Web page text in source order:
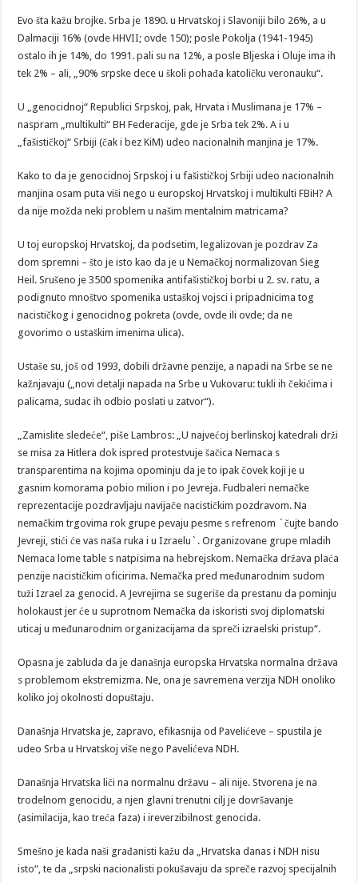
Evo šta kažu brojke. Srba je 1890. u Hrvatskoj i Slavoniji bilo 26%, a u
Dalmaciji 16% (ovde HHVII; ovde 150); posle Pokolja (1941-1945)
ostalo ih je 14%, do 1991. pali su na 12%, a posle Bljeska i Oluje ima ih
tek 2% – ali, „90% srpske dece u školi pohađa katoličku veronauku“.
U „genocidnoj“ Republici Srpskoj, pak, Hrvata i Muslimana je 17% –
naspram „multikulti“ BH Federacije, gde je Srba tek 2%. A i u
„fašističkoj“ Srbiji (čak i bez KiM) udeo nacionalnih manjina je 17%.
Kako to da je genocidnoj Srpskoj i u fašističkoj Srbiji udeo nacionalnih
manjina osam puta viši nego u europskoj Hrvatskoj i multikulti FBiH? A
da nije možda neki problem u našim mentalnim matricama?
U toj europskoj Hrvatskoj, da podsetim, legalizovan je pozdrav Za
dom spremni – što je isto kao da je u Nemačkoj normalizovan Sieg
Heil. Srušeno je 3500 spomenika antifašističkoj borbi u 2. sv. ratu, a
podignuto mnoštvo spomenika ustaškoj vojsci i pripadnicima tog
nacističkog i genocidnog pokreta (ovde, ovde ili ovde; da ne
govorimo o ustaškim imenima ulica).
Ustaše su, još od 1993, dobili državne penzije, a napadi na Srbe se ne
kažnjavaju („novi detalji napada na Srbe u Vukovaru: tukli ih čekićima i
palicama, sudac ih odbio poslati u zatvor“).
„Zamislite sledeće“, piše Lambros: „U najvećoj berlinskoj katedrali drži
se misa za Hitlera dok ispred protestvuje šačica Nemaca s
transparentima na kojima opominju da je to ipak čovek koji je u
gasnim komorama pobio milion i po Jevreja. Fudbaleri nemačke
reprezentacije pozdravljaju navijače nacističkim pozdravom. Na
nemačkim trgovima rok grupe pevaju pesme s refrenom `čujte bando
Jevreji, stići će vas naša ruka i u Izraelu`. Organizovane grupe mladih
Nemaca lome table s natpisima na hebrejskom. Nemačka država plaća
penzije nacističkim oficirima. Nemačka pred međunarodnim sudom
tuži Izrael za genocid. A Jevrejima se sugeriše da prestanu da pominju
holokaust jer će u suprotnom Nemačka da iskoristi svoj diplomatski
uticaj u međunarodnim organizacijama da spreči izraelski pristup“.
Opasna je zabluda da je današnja europska Hrvatska normalna država
s problemom ekstremizma. Ne, ona je savremena verzija NDH onoliko
koliko joj okolnosti dopuštaju.
Današnja Hrvatska je, zapravo, efikasnija od Pavelićeve – spustila je
udeo Srba u Hrvatskoj više nego Pavelićeva NDH.
Današnja Hrvatska liči na normalnu državu – ali nije. Stvorena je na
trodelnom genocidu, a njen glavni trenutni cilj je dovršavanje
(asimilacija, kao treća faza) i ireverzibilnost genocida.
Smešno je kada naši građanisti kažu da „Hrvatska danas i NDH nisu
isto“, te da „srpski nacionalisti pokušavaju da spreče razvoj specijalnih